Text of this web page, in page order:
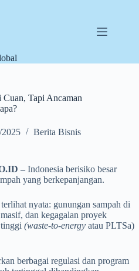
Cuan, Tapi Ancaman
2025 Berita Bisnis
– Indonesia berisiko besar
yang berkepanjangan.
nyata: gunungan sampah di
dan kegagalan proyek
(waste-to-energy atau PLTSa)
berbagai regulasi dan program